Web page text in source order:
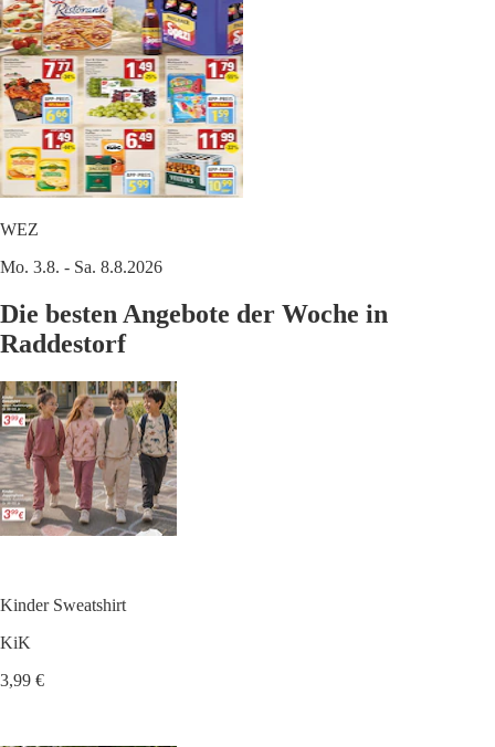
WEZ
Mo. 3.8. - Sa. 8.8.2026
Die besten Angebote der Woche in
Raddestorf
Kinder Sweatshirt
KiK
3,99 €